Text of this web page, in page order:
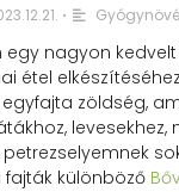
•
egy nagyon
étel
zöldség,
levesekhez,
petrezselyemnek
fajták különböző